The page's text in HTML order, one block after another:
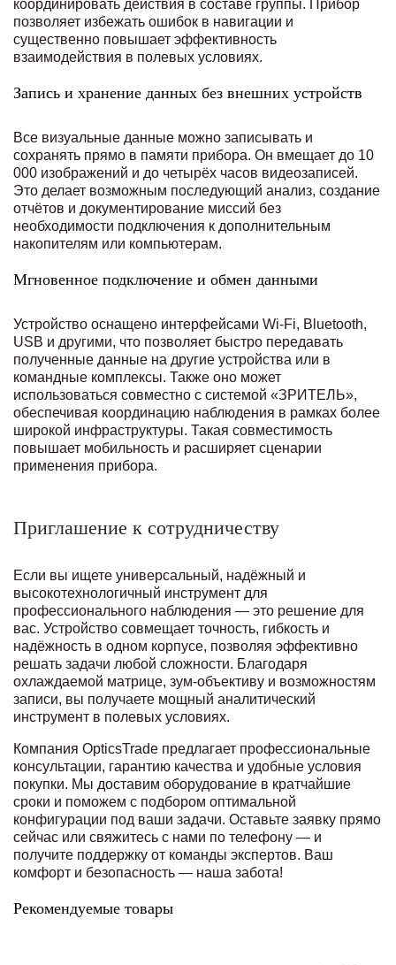
координировать действия в составе группы. Прибор
позволяет избежать ошибок в навигации и
существенно повышает эффективность
взаимодействия в полевых условиях.
Запись и хранение данных без внешних устройств
Все визуальные данные можно записывать и
сохранять прямо в памяти прибора. Он вмещает до 10
000 изображений и до четырёх часов видеозаписей.
Это делает возможным последующий анализ, создание
отчётов и документирование миссий без
необходимости подключения к дополнительным
накопителям или компьютерам.
Мгновенное подключение и обмен данными
Устройство оснащено интерфейсами Wi-Fi, Bluetooth,
USB и другими, что позволяет быстро передавать
полученные данные на другие устройства или в
командные комплексы. Также оно может
использоваться совместно с системой «ЗРИТЕЛЬ»,
обеспечивая координацию наблюдения в рамках более
широкой инфраструктуры. Такая совместимость
повышает мобильность и расширяет сценарии
применения прибора.
Приглашение к сотрудничеству
Если вы ищете универсальный, надёжный и
высокотехнологичный инструмент для
профессионального наблюдения — это решение для
вас. Устройство совмещает точность, гибкость и
надёжность в одном корпусе, позволяя эффективно
решать задачи любой сложности. Благодаря
охлаждаемой матрице, зум-объективу и возможностям
записи, вы получаете мощный аналитический
инструмент в полевых условиях.
Компания OpticsTrade предлагает профессиональные
консультации, гарантию качества и удобные условия
покупки. Мы доставим оборудование в кратчайшие
сроки и поможем с подбором оптимальной
конфигурации под ваши задачи. Оставьте заявку прямо
сейчас или свяжитесь с нами по телефону — и
получите поддержку от команды экспертов. Ваш
комфорт и безопасность — наша забота!
Рекомендуемые товары